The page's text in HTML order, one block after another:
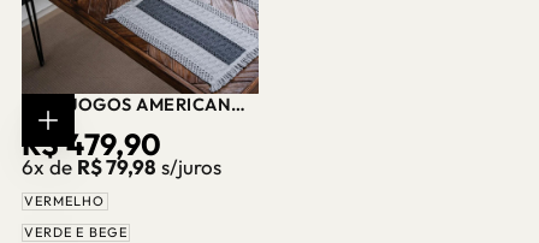
ESCOLHER
OPÇÕES
KIT 6 JOGOS AMERICANOS
DE MACRAMÊ ALGODÃO E
LINHO – CORES
VIBRANTES – CASA
SPLENDIDA
PREÇO
REGULAR
R$ 479,90
6x de R$ 79,98 s/juros
VERMELHO
VERDE E BEGE